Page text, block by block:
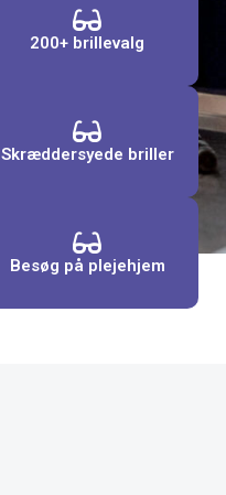
200+ brillevalg
Skræddersyede briller
Besøg på plejehjem